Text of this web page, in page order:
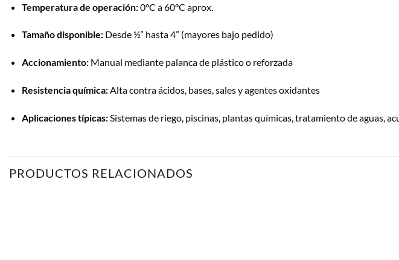
Temperatura de operación:0°C a 60°C aprox.
Tamaño disponible:Desde ½” hasta 4” (mayores bajo pedido)
Accionamiento:Manual mediante palanca de plástico o reforzada
Resistencia química:Alta contra ácidos, bases, sales y agentes oxidantes
Aplicaciones típicas:Sistemas de riego, piscinas, plantas químicas, tratamiento de aguas,
PRODUCTOS RELACIONADOS